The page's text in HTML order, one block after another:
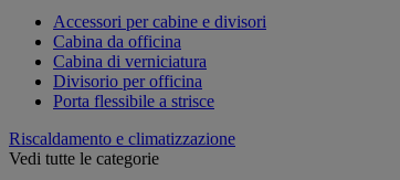
Accessori per cabine e divisori
Cabina da officina
Cabina di verniciatura
Divisorio per officina
Porta flessibile a strisce
Riscaldamento e climatizzazione
Vedi tutte le categorie